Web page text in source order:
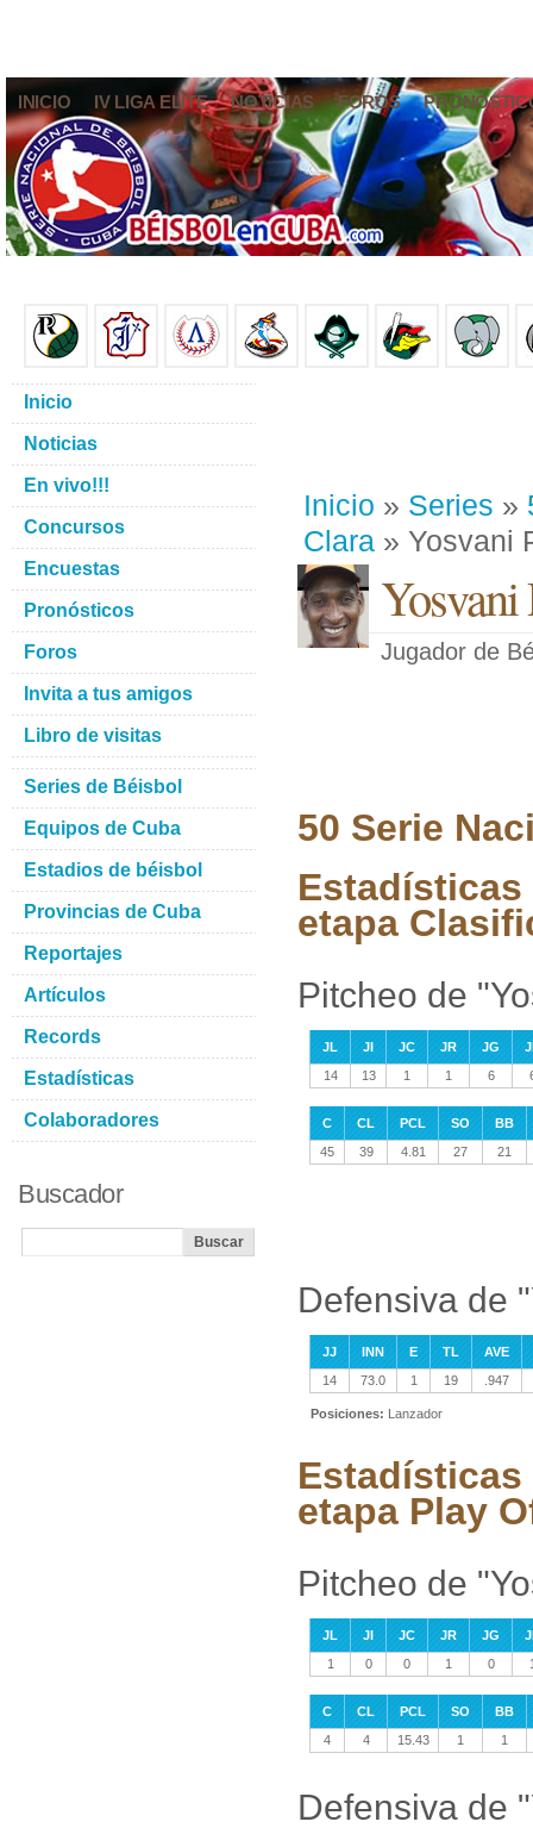
INICIO IV LIGA ELITE NOTICIAS FOROS
Inicio » Series »
Clara » Yosvani
Yosvani
Jugador de
50 Serie
Estadísticas
etapa
Pitcheo de
JL JI JC JR JG
14
13 1 1 6
C CL PCL SO
BB
45
39 4.81 27 21
Defensiva de
JJ INN E TL
AVE
14
73.0 1 19 .947
Posiciones: Lanzador
Estadísticas
etapa Play
Pitcheo de
JL JI JC JR JG
1
0 0 1 0
C CL PCL SO
BB
4
4 15.43 1 1
Defensiva de
Inicio
Noticias
En vivo!!!
Concursos
Encuestas
Pronósticos
Foros
Invita a tus amigos
Libro de visitas
Series de Béisbol
Equipos de Cuba
Estadios de béisbol
Provincias de Cuba
Reportajes
Artículos
Records
Estadísticas
Colaboradores
Buscador